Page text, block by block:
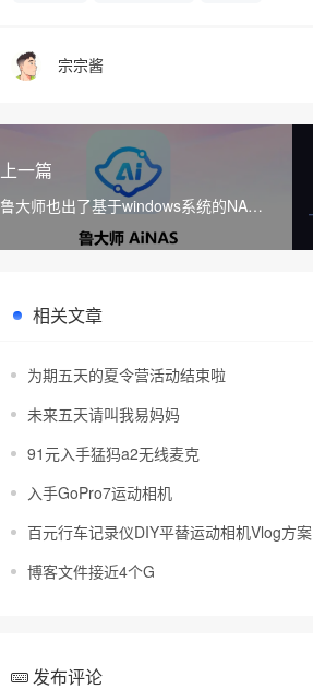
宗宗酱
上一篇
鲁大师也出了基于windows系统的NAS
相关文章
为期五天的夏令营活动结束啦
未来五天请叫我易妈妈
91元入手猛犸a2无线麦克
入手GoPro7运动相机
百元行车记录仪DIY平替运动相机Vlog方案
博客文件接近4个G
发布评论